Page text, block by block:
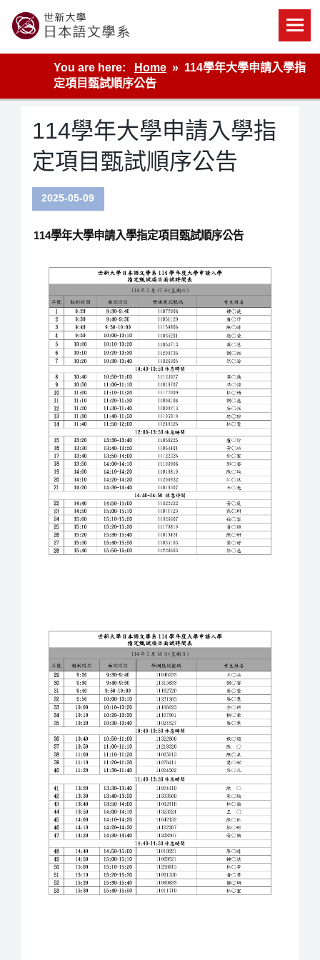
content
世新大學教學單位的網站
You are here:
Home
114學年大學申請入學指
定項目甄試順序公告
114學年大學申請入學指
定項目甄試順序公告
2025-05-09
114學年大學申請入學指定項目甄試順序公告